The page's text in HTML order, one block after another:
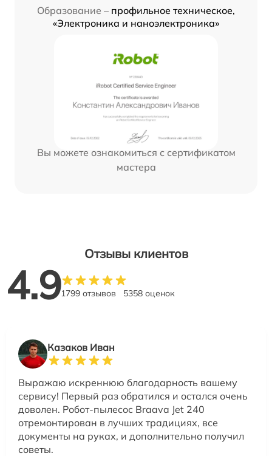
Образование – профильное техническое,
«Электроника и наноэлектроника»
Вы можете ознакомиться с сертификатом
мастера
Отзывы клиентов
4.91799 отзывов 5358 оценок
Казаков Иван
Выражаю искреннюю благодарность вашему
сервису! Первый раз обратился и остался очень
доволен. Робот-пылесос Braava Jet 240
отремонтирован в лучших традициях, все
документы на руках, и дополнительно получил
советы.